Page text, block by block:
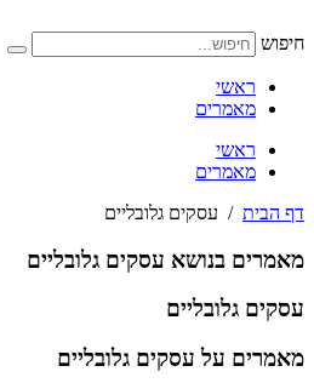
לתוכן
חיפוש
ראשי
מאמרים
ראשי
מאמרים
דף הבית / עסקים גלובליים
מאמרים בנושא עסקים גלובליים
עסקים גלובליים
מאמרים על עסקים גלובליים